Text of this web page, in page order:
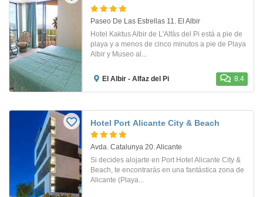
Paseo De Las Estrellas 11. El Albir
Hotel Kaktus Albir de L'Alfàs del Pi está a pie de
playa y a menos de cinco minutos a pie de Playa
Albir y Museo al...
El Albir - Alfaz del Pi 8.4
Hotel Port Alicante City & Beach
Avda. Catalunya 20. Alicante
Si decides alojarte en Port Hotel Alicante City &
Beach, te encontrarás en una fantástica zona de
Alicante (Playa...